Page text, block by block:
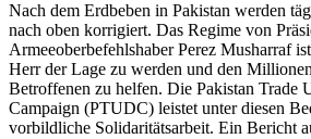
Nach dem Erdbeben in Pakistan werden
nach oben korrigiert. Das Regime von
Armeeoberbefehlshaber Perez Musharraf
Herr der Lage zu werden und den
Betroffenen zu helfen. Die Pakistan Trade
Campaign (PTUDC) leistet unter diesen
vorbildliche Solidaritätsarbeit. Ein Bericht